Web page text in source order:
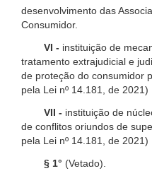
desenvolvimento das
Consumidor.
VI - instituição de
tratamento extrajudicial e
de proteção do
pela Lei nº 14.181, de 2021)
VII - instituição de
de conflitos oriundos de
pela Lei nº 14.181, de 2021)
§ 1° (Vetado).